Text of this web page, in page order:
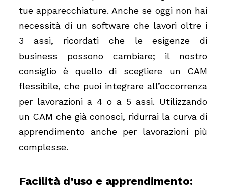
tue apparecchiature. Anche se oggi non hai
necessità di un software che lavori oltre i
3 assi, ricordati che le esigenze di
business possono cambiare; il nostro
consiglio è quello di scegliere un CAM
flessibile, che puoi integrare all’occorrenza
per lavorazioni a 4 o a 5 assi. Utilizzando
un CAM che già conosci, ridurrai la curva di
apprendimento anche per lavorazioni più
complesse.
Facilità d’uso e apprendimento: